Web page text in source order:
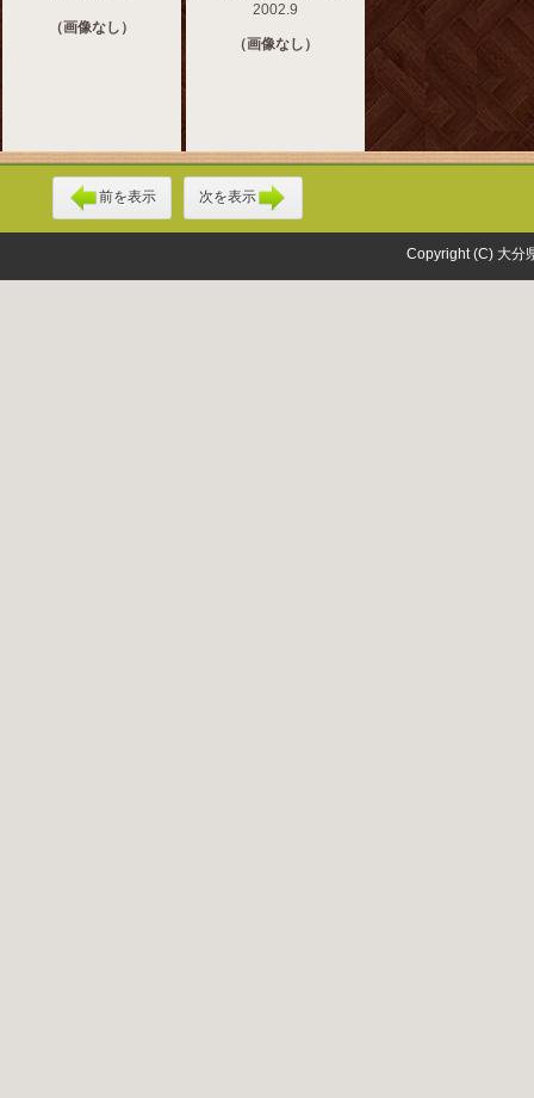
（画像なし）
2002.9
（画像なし）
前を表示 次を表示
Copyright (C) 大分